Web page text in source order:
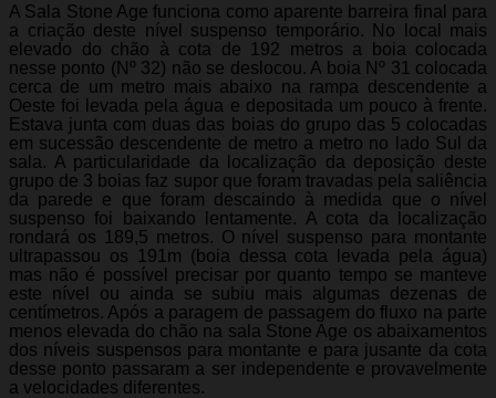
A Sala Stone Age funciona como aparente barreira final para
a criação deste nível suspenso temporário. No local mais
elevado do chão à cota de 192 metros a boia colocada
nesse ponto (Nº 32) não se deslocou. A boia Nº 31 colocada
cerca de um metro mais abaixo na rampa descendente a
Oeste foi levada pela água e depositada um pouco à frente.
Estava junta com duas das boias do grupo das 5 colocadas
em sucessão descendente de metro a metro no lado Sul da
sala. A particularidade da localização da deposição deste
grupo de 3 boias faz supor que foram travadas pela saliência
da parede e que foram descaindo à medida que o nível
suspenso foi baixando lentamente. A cota da localização
rondará os 189,5 metros. O nível suspenso para montante
ultrapassou os 191m (boia dessa cota levada pela água)
mas não é possível precisar por quanto tempo se manteve
este nível ou ainda se subiu mais algumas dezenas de
centímetros. Após a paragem de passagem do fluxo na parte
menos elevada do chão na sala Stone Age os abaixamentos
dos níveis suspensos para montante e para jusante da cota
desse ponto passaram a ser independente e provavelmente
a velocidades diferentes.